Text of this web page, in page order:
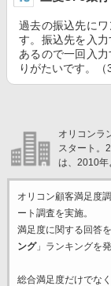
過去の振込先に
す。振込先を入
あるので一回入
りがたいです。（
オリコンラ
スタート。
は、2010年
オリコン顧客満足度
ート調査を実施。
満足度に関する回答
ング」ランキングを
総合満足度だけでな